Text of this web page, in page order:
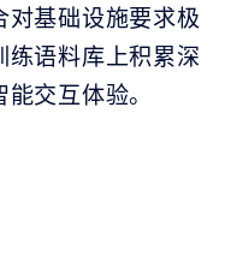
基础设施要求极
语料库上积累深
交互体验。